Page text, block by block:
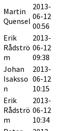
Martin
Quensel
2013-
06-12
00:56
Erik
Rådströ
m
2013-
06-12
09:38
Johan
Isaksso
n
2013-
06-12
10:15
Erik
Rådströ
m
2013-
06-12
10:34